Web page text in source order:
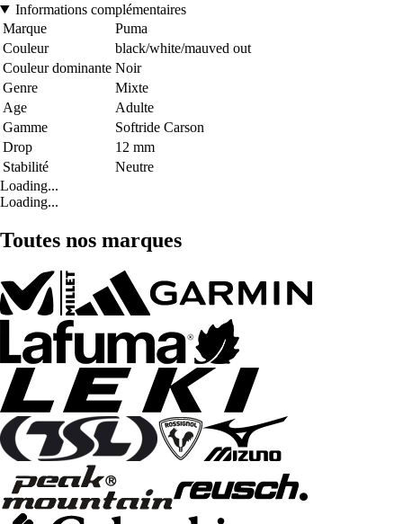
Informations complémentaires
Marque
Puma
Couleur
black/white/mauved out
Couleur dominante Noir
Genre
Mixte
Age
Adulte
Gamme
Softride Carson
Drop
12 mm
Stabilité
Neutre
Loading...
Loading...
Toutes nos marques